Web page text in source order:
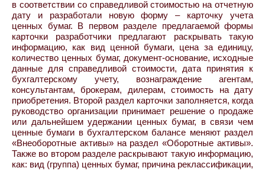
в соответствии со справедливой стоимостью на отчетную
дату и разработали новую форму – карточку учета
ценных бумаг. В первом разделе предлагаемой формы
карточки разработчики предлагают раскрывать такую
информацию, как вид ценной бумаги, цена за единицу,
количество ценных бумаг, документ-основание, исходные
данные для справедливой стоимости, дата принятия к
бухгалтерскому учету, вознаграждение агентам,
консультантам, брокерам, дилерам, стоимость на дату
приобретения. Второй раздел карточки заполняется, когда
руководство организации принимает решение о продаже
или дальнейшем удержании ценных бумаг, в связи чем
ценные бумаги в бухгалтерском балансе меняют раздел
«Внеоборотные активы» на раздел «Оборотные активы».
Также во втором разделе раскрывают такую информацию,
как: вид (группа) ценных бумаг, причина реклассификации,